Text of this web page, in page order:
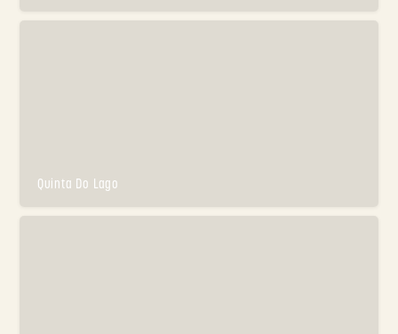
Quinta Do Lago